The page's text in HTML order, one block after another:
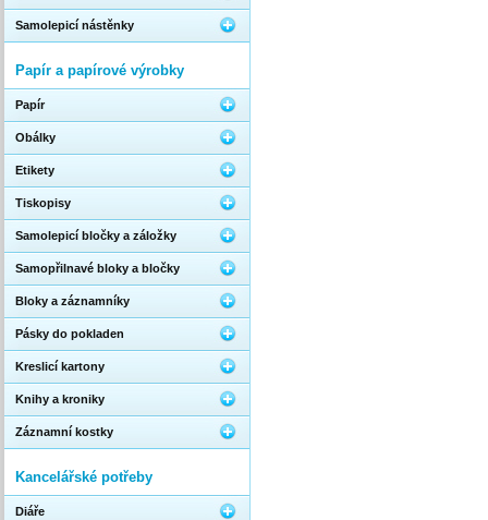
Samolepicí nástěnky
Papír a papírové výrobky
Papír
Obálky
Etikety
Tiskopisy
Samolepicí bločky a záložky
Samopřilnavé bloky a bločky
Bloky a záznamníky
Pásky do pokladen
Kreslicí kartony
Knihy a kroniky
Záznamní kostky
Kancelářské potřeby
Diáře